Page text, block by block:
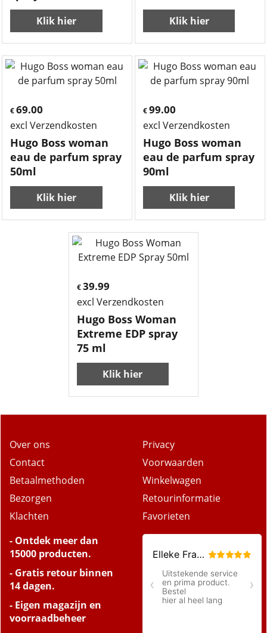
Klik hier Klik hier
€ 69.00
excl Verzendkosten
Hugo Boss woman
eau de parfum spray
50ml
Klik hier
€99.00
excl Verzendkosten
Hugo Boss woman
eau de parfum spray
90ml
Klik hier
€39.99
excl Verzendkosten
Hugo Boss Woman
Extreme EDP spray
75 ml
Klik hier
Over ons
Contact
Betaalmethoden
Bezorgen
Klachten
Privacy
Voorwaarden
Winkelwagen
Retourinformatie
Favorieten
- Ontdek meer dan
15000 producten.
- Gratis retour binnen
14 dagen.
- Eigen magazijn en
voorraadbeheer